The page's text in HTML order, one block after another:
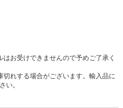
お受けできませんので予めご了承く
れする場合がございます。輸入品に
い。